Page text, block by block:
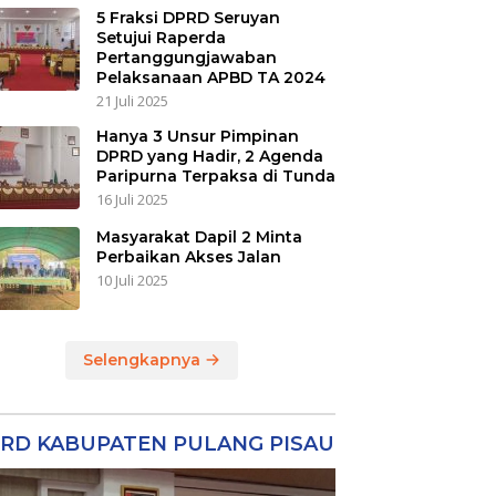
5 Fraksi DPRD Seruyan
Setujui Raperda
Pertanggungjawaban
Pelaksanaan APBD TA 2024
21 Juli 2025
Hanya 3 Unsur Pimpinan
DPRD yang Hadir, 2 Agenda
Paripurna Terpaksa di Tunda
16 Juli 2025
Masyarakat Dapil 2 Minta
Perbaikan Akses Jalan
10 Juli 2025
Selengkapnya
KABUPATEN PULANG PISAU